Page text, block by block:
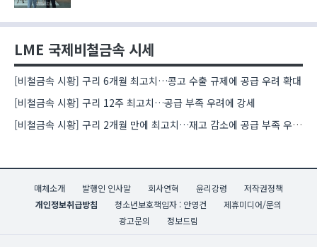
LME 국제비철금속 시세
[비철금속 시황] 구리 6개월 최고치…콩고 수출 규제에 공급 우려 확대
[비철금속 시황] 구리 12주 최고치…공급 부족 우려에 강세
[비철금속 시황] 구리 2개월 만에 최고치…재고 감소에 공급 부족 우려 확대
매체소개 발행인 인사말 회사연혁 윤리강령
저작권정책
개인정보취급방침
청소년보호책임자 : 안영건
제휴미디어/문의
광고문의
정보드림